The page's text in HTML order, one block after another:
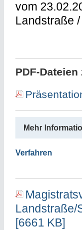
vom
Landstraße
PDF-
Mehr
Verfahren
Landstraße/
[6661 KB]